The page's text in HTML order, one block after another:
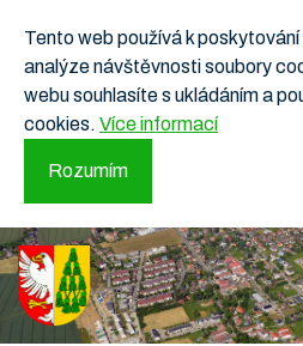
Tento web používá k
analýze návštěvnosti soubory
webu souhlasíte s ukládáním a
cookies. Více informací
Rozumím